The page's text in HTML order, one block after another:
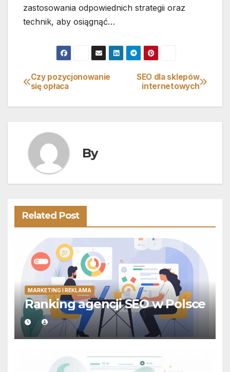
zastosowania odpowiednich strategii oraz
technik, aby osiągnąć…
Nawigacja
wpisu
SEO dla sklepów
internetowych
Czy pozycjonowanie
się opłaca
By
Related Post
MARKETING I REKLAMA
Ranking agencji SEO w Polsce